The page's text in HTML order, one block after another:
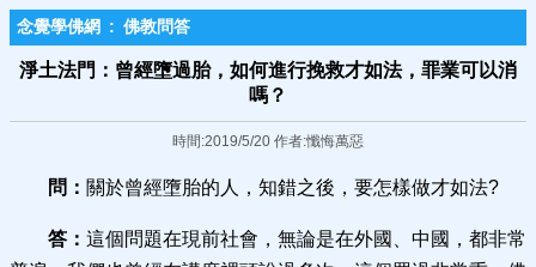
念覺學佛網 : 佛教問答
淨土法門：曾經墮過胎，如何進行挽救才如法，罪業可以消
嗎？
時間:2019/5/20 作者:懺悔萬惡
問： 關於曾經墮胎的人，知錯之後，要怎樣做才如法?
答： 這個問題在現前社會，無論是在外國、中國，都非常